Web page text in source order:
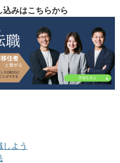
みはこちらから
よう